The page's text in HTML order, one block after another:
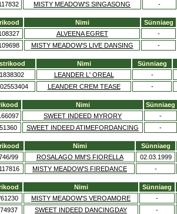
MISTY MEADOW'S SINGASONG -
Nimi Sünniaeg
ALVEENA EGRET -
MISTY MEADOW'S LIVE DANSING -
Nimi Sünniaeg
LEANDER L' OREAL -
LEANDER CREM TEASE -
Nimi Sünniaeg
SWEET INDEED MYRORY -
SWEET INDEED ATIMEFORDANCING -
Nimi Sünniaeg
99
ROSALAGO MM'S FIORELLA 02.03.1999
MISTY MEADOW'S FIREDANCE -
Nimi Sünniaeg
MISTY MEADOW'S VEROAMORE -
SWEET INDEED DANCINGDAY -